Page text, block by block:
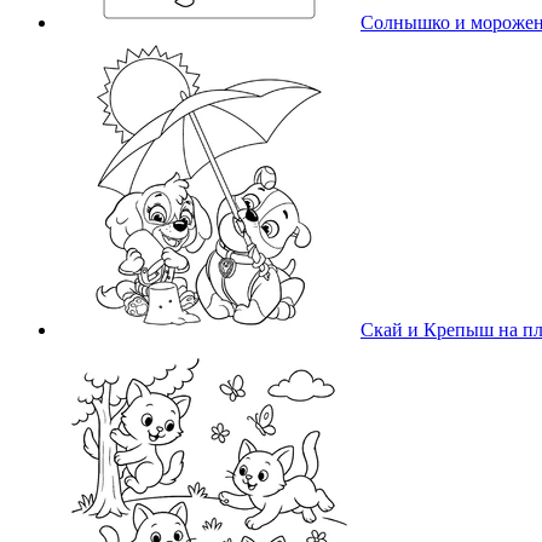
Солнышко и
Скай и Крепыш на